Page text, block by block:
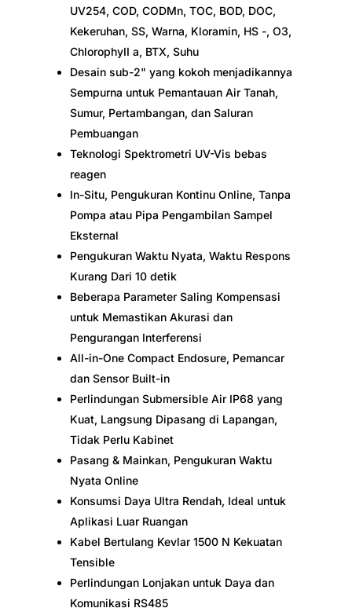
UV254, COD, CODMn, TOC, BOD, DOC,
Kekeruhan, SS, Warna, Kloramin, HS -, O3,
ChlorophyII a, BTX, Suhu
Desain sub-2" yang kokoh menjadikannya
Sempurna untuk Pemantauan Air Tanah,
Sumur, Pertambangan, dan Saluran
Pembuangan
Teknologi Spektrometri UV-Vis bebas
reagen
In-Situ, Pengukuran Kontinu Online, Tanpa
Pompa atau Pipa Pengambilan Sampel
Eksternal
Pengukuran Waktu Nyata, Waktu Respons
Kurang Dari 10 detik
Beberapa Parameter Saling Kompensasi
untuk Memastikan Akurasi dan
Pengurangan Interferensi
All-in-One Compact Endosure, Pemancar
dan Sensor Built-in
Perlindungan Submersible Air IP68 yang
Kuat, Langsung Dipasang di Lapangan,
Tidak Perlu Kabinet
Pasang & Mainkan, Pengukuran Waktu
Nyata Online
Konsumsi Daya Ultra Rendah, Ideal untuk
Aplikasi Luar Ruangan
Kabel Bertulang Kevlar 1500 N Kekuatan
Tensible
Perlindungan Lonjakan untuk Daya dan
Komunikasi RS485